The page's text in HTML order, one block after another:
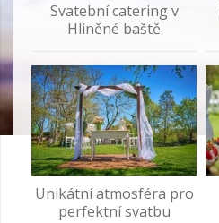
Svatební catering v
Hliněné baště
Unikátní atmosféra pro
perfektní svatbu